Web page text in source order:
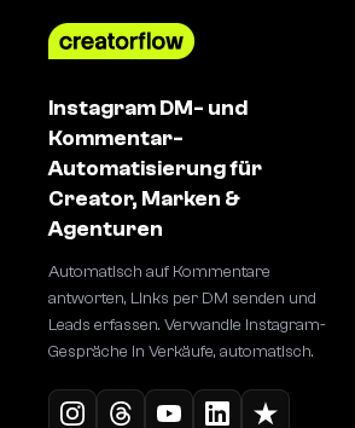
Instagram DM- und
Kommentar-
Automatisierung für
Creator, Marken &
Agenturen
Automatisch auf Kommentare
antworten, Links per DM senden und
Leads erfassen. Verwandle Instagram-
Gespräche in Verkäufe, automatisch.